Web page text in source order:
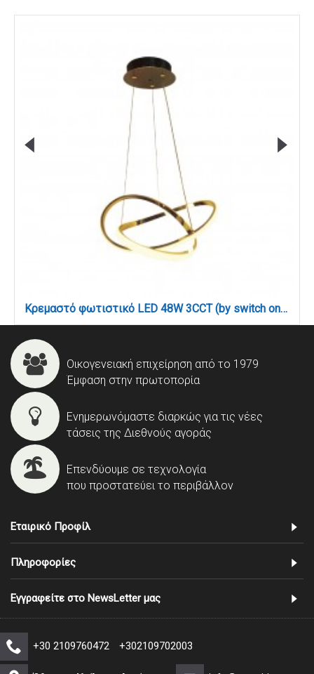
Κρεμαστό φωτιστικό LED 48W 3CCT (by switch on base) σε χρυσό χρώμα D:60cm (6082-GL)
Οικογενειακή επιχείρηση από το 1979
Έμφαση στην πρωτοπορία
Ενημερωνόμαστε διαρκώς για τις νέες
τάσεις της Διεθνούς αγοράς
Επενδύουμε σε τεχνολογία
που προστατεύει το περιβάλλον
Εταιρικό Προφίλ
Πληροφορίες
Εγγραφείτε στο NewsLetter μας
+30 2109760472 +302109702003